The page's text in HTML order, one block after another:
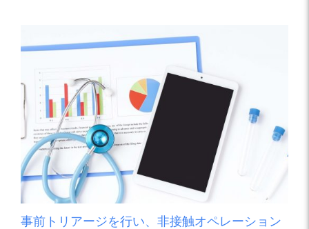
事前トリアージを行い、非接触オペレーション